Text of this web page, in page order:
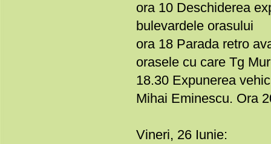
ora 10 Deschiderea
bulevardele orasului
ora 18 Parada retro
orasele cu care Tg
18.30 Expunerea
Mihai Eminescu. Ora
Vineri, 26 Iunie: